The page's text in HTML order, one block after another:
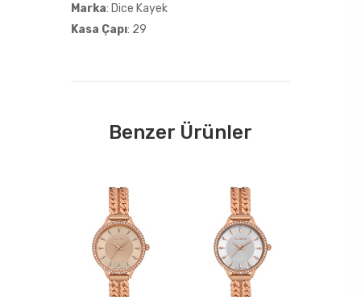
Marka: Dice Kayek
Kasa Çapı: 29
Benzer Ürünler